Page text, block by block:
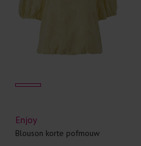
Enjoy
Blouson korte pofmouw